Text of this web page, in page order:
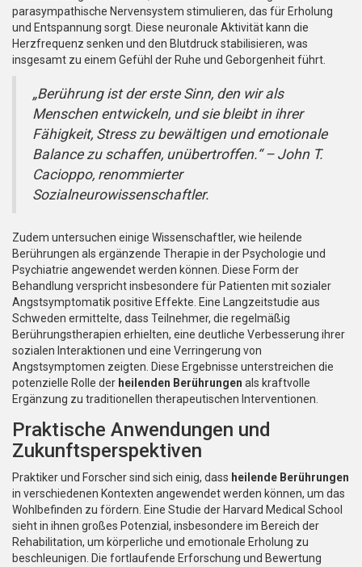
parasympathische Nervensystem stimulieren, das für Erholung
und Entspannung sorgt. Diese neuronale Aktivität kann die
Herzfrequenz senken und den Blutdruck stabilisieren, was
insgesamt zu einem Gefühl der Ruhe und Geborgenheit führt.
„Berührung ist der erste Sinn, den wir als
Menschen entwickeln, und sie bleibt in ihrer
Fähigkeit, Stress zu bewältigen und emotionale
Balance zu schaffen, unübertroffen.“ – John T.
Cacioppo, renommierter
Sozialneurowissenschaftler.
Zudem untersuchen einige Wissenschaftler, wie heilende
Berührungen als ergänzende Therapie in der Psychologie und
Psychiatrie angewendet werden können. Diese Form der
Behandlung verspricht insbesondere für Patienten mit sozialer
Angstsymptomatik positive Effekte. Eine Langzeitstudie aus
Schweden ermittelte, dass Teilnehmer, die regelmäßig
Berührungstherapien erhielten, eine deutliche Verbesserung ihrer
sozialen Interaktionen und eine Verringerung von
Angstsymptomen zeigten. Diese Ergebnisse unterstreichen die
potenzielle Rolle der heilenden Berührungen als kraftvolle
Ergänzung zu traditionellen therapeutischen Interventionen.
Praktische Anwendungen und
Zukunftsperspektiven
Praktiker und Forscher sind sich einig, dass heilende Berührungen
in verschiedenen Kontexten angewendet werden können, um das
Wohlbefinden zu fördern. Eine Studie der Harvard Medical School
sieht in ihnen großes Potenzial, insbesondere im Bereich der
Rehabilitation, um körperliche und emotionale Erholung zu
beschleunigen. Die fortlaufende Erforschung und Bewertung